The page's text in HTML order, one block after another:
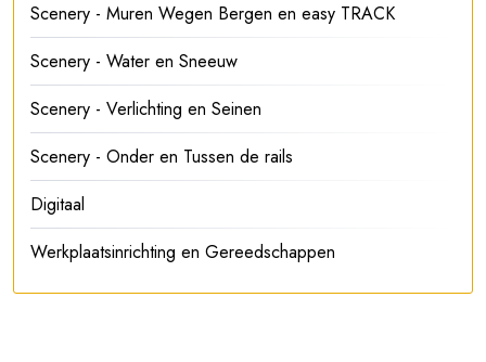
Scenery - Muren Wegen Bergen en easy TRACK
Scenery - Water en Sneeuw
Scenery - Verlichting en Seinen
Scenery - Onder en Tussen de rails
Digitaal
Werkplaatsinrichting en Gereedschappen